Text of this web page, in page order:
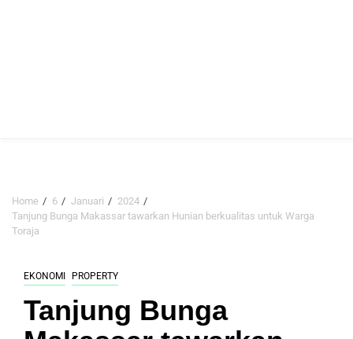
Home 6 Januari
2024
Tanjung Bunga Makassar tawarkan Hunian berkualitas untuk Warga
Toraja
EKONOMI PROPERTY
Tanjung Bunga